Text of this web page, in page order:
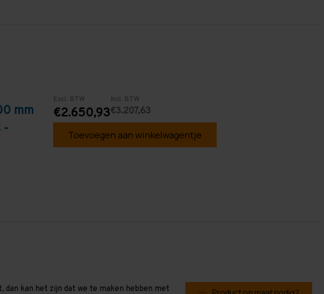
mm
-
Excl. BTW
€2.650,93
Incl. BTW
€3.207,63
Toevoegen aan winkelwagentje
dan kan het zijn dat we te maken hebben met